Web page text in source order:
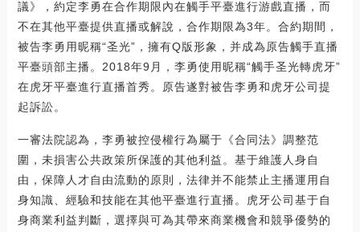
議》，約定李勇在合作期限內在觸手平臺進行游戲直播，而
不在其他平臺提供直播或解說，合作期限為3年。合約期間，
被告李勇用昵稱“圣光”，擁有Q版形象，并成為原告觸手直播
平臺頭部主播。2018年9月，李勇使用昵稱“觸手圣光轉虎牙”
在虎牙平臺進行直播首秀。原告遂對被告李勇和虎牙公司提
起訴訟。
一審法院認為，李勇被控侵權行為屬于《合同法》調整范
圍，未損害公共政策所保護的其他利益。基于維護人身自
由，保障人才自由流動的原則，法律并不能禁止主播運用自
身知識、經驗和技能在其他平臺進行直播。虎牙公司基于自
身商業利益判斷，選擇與可為其帶來商業機會和競爭優勢的